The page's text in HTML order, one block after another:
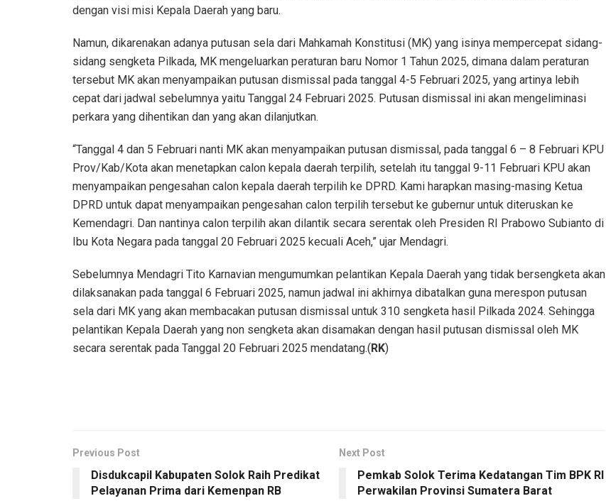
dengan visi misi Kepala Daerah yang baru.
Namun, dikarenakan adanya putusan sela dari Mahkamah Konstitusi (MK) yang isinya mempercepat sidang-
sidang sengketa Pilkada, MK mengeluarkan peraturan baru Nomor 1 Tahun 2025, dimana dalam peraturan
tersebut MK akan menyampaikan putusan dismissal pada tanggal 4-5 Februari 2025, yang artinya lebih
cepat dari jadwal sebelumnya yaitu Tanggal 24 Februari 2025. Putusan dismissal ini akan mengeliminasi
perkara yang dihentikan dan yang akan dilanjutkan.
“Tanggal 4 dan 5 Februari nanti MK akan menyampaikan putusan dismissal, pada tanggal 6 – 8 Februari KPU
Prov/Kab/Kota akan menetapkan calon kepala daerah terpilih, setelah itu tanggal 9-11 Februari KPU akan
menyampaikan pengesahan calon kepala daerah terpilih ke DPRD. Kami harapkan masing-masing Ketua
DPRD untuk dapat menyampaikan pengesahan calon terpilih tersebut ke gubernur untuk diteruskan ke
Kemendagri. Dan nantinya calon terpilih akan dilantik secara serentak oleh Presiden RI Prabowo Subianto di
Ibu Kota Negara pada tanggal 20 Februari 2025 kecuali Aceh,” ujar Mendagri.
Sebelumnya Mendagri Tito Karnavian mengumumkan pelantikan Kepala Daerah yang tidak bersengketa akan
dilaksanakan pada tanggal 6 Februari 2025, namun jadwal ini akhirnya dibatalkan guna merespon putusan
sela dari MK yang akan membacakan putusan dismissal untuk 310 sengketa hasil Pilkada 2024. Sehingga
pelantikan Kepala Daerah yang non sengketa akan disamakan dengan hasil putusan dismissal oleh MK
secara serentak pada Tanggal 20 Februari 2025 mendatang.(RK)
Previous Post
Disdukcapil Kabupaten Solok Raih Predikat
Pelayanan Prima dari Kemenpan RB
Next Post
Pemkab Solok Terima Kedatangan Tim BPK RI
Perwakilan Provinsi Sumatera Barat